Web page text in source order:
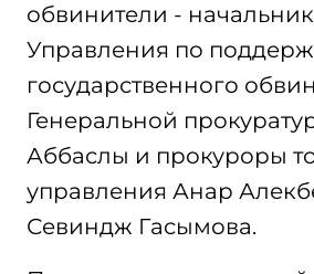
обвинители - начальник
Управления по
государственного
Генеральной
Аббаслы и прокуроры
управления Анар
Севиндж Гасымова.